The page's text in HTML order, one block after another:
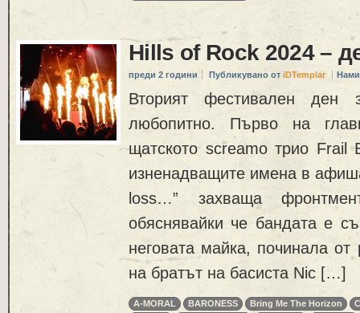
Hills of Rock 2024 –
преди 2 години Публикувано от iDTemplar
Вторият фестивален ден
любопитно. Първо на
щатското screamo трио Frail
изненадващите имена в
loss…” захваща
обяснявайки че бандата е
неговата майка, починала от
на братът на басиста Nic […]
A-MORAL BARONESS Bring Me The Horizon